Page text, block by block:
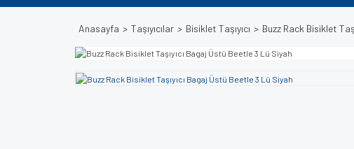
Anasayfa Taşıyıcılar Bisiklet Taşıyıcı Buzz Rack Bisiklet